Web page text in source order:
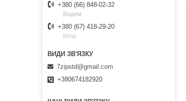
+380 (66) 848-02-32
Вадим
+380 (67) 418-29-20
Игор
7zipstd@gmail.com
+380674182920